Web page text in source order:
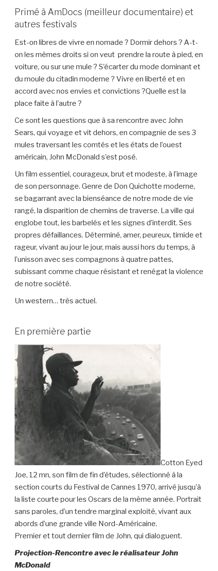
Primé à AmDocs (meilleur documentaire) et
autres festivals
Est-on libres de vivre en nomade ? Dormir dehors ? A-t-
on les mêmes droits si on veut prendre la route à pied, en
voiture, ou sur une mule ? S’écarter du mode dominant et
du moule du citadin moderne ? Vivre en liberté et en
accord avec nos envies et convictions ?Quelle est la
place faite à l’autre ?
Ce sont les questions que à sa rencontre avec John
Sears, qui voyage et vit dehors, en compagnie de ses 3
mules traversant les comtés et les états de l’ouest
américain, John McDonald s’est posé.
Un film essentiel, courageux, brut et modeste, à l’image
de son personnage. Genre de Don Quichotte moderne,
se bagarrant avec la bienséance de notre mode de vie
rangé, la disparition de chemins de traverse. La ville qui
englobe tout, les barbelés et les signes d’interdit. Ses
propres défaillances. Déterminé, amer, peureux, timide et
rageur, vivant au jour le jour, mais aussi hors du temps, à
l’unisson avec ses compagnons à quatre pattes,
subissant comme chaque résistant et renégat la violence
de notre société.
Un western… très actuel.
En première partie
Cotton Eyed
Joe, 12 mn, son film de fin d’études, sélectionné à la
section courts du Festival de Cannes 1970, arrivé jusqu’à
la liste courte pour les Oscars de la même année. Portrait
sans paroles, d’un tendre marginal exploité, vivant aux
abords d’une grande ville Nord-Américaine.
Premier et tout dernier film de John, qui dialoguent.
Projection-Rencontre avec le réalisateur John
McDonald